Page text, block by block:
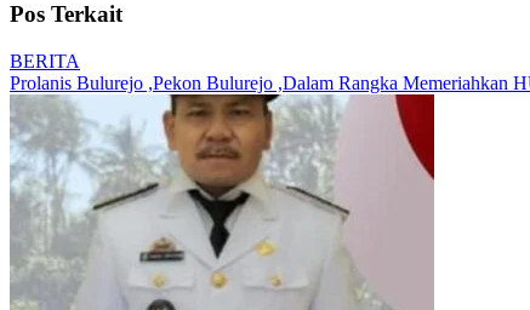
Pos Terkait
BERITA
Prolanis Bulurejo ,Pekon Bulurejo ,Dalam Rangka Memeriahkan